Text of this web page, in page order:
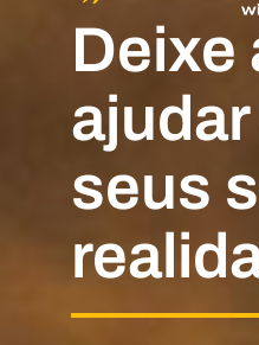
Deixe
seus